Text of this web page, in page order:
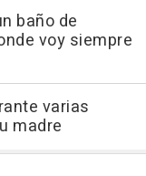
baño de
voy siempre
varias
madre